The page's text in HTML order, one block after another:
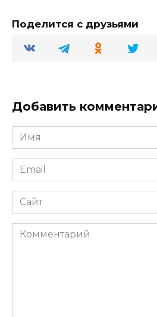
Поделится с друзьями
Добавить
Имя
Email
Сайт
Комментарий